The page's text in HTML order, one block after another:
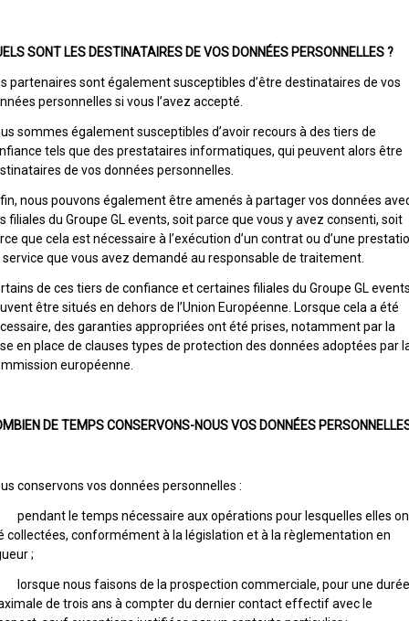
SONT LES DESTINATAIRES DE VOS DONNÉES PERSONNELLES ?
partenaires sont également susceptibles d’être destinataires de vos
personnelles si vous l’avez accepté.
sommes également susceptibles d’avoir recours à des tiers de
tels que des prestataires informatiques, qui peuvent alors être
de vos données personnelles.
nous pouvons également être amenés à partager vos données
filiales du Groupe GL events, soit parce que vous y avez consenti, soit
que cela est nécessaire à l’exécution d’un contrat ou d’une
service que vous avez demandé au responsable de traitement.
de ces tiers de confiance et certaines filiales du Groupe GL
être situés en dehors de l’Union Européenne. Lorsque cela a été
des garanties appropriées ont été prises, notamment par la
en place de clauses types de protection des données adoptées par
européenne.
DE TEMPS CONSERVONS-NOUS VOS DONNÉES
conservons vos données personnelles :
le temps nécessaire aux opérations pour lesquelles elles
collectées, conformément à la législation et à la règlementation en
;
nous faisons de la prospection commerciale, pour une durée
de trois ans à compter du dernier contact effectif avec le